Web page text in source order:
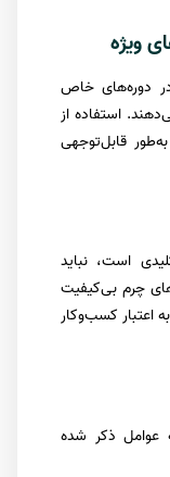
در دوره‌های خاص
استفاده از
قابل‌توجهی
است، نباید
چرم بی‌کیفیت
اعتبار کسب‌وکار
ذکر شده